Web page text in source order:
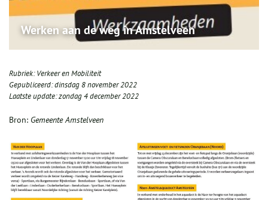
Werken aan de weg in Amstelveen
Rubriek:Verkeer en Mobiliteit
Gepubliceerd:dinsdag 8 november 2022
Laatste update:zondag 4 december 2022
Bron: Gemeente Amstelveen